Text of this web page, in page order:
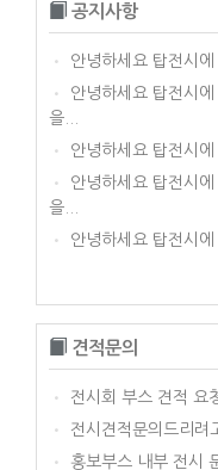
공지사항
•
안녕하세요 탑전시에
•
안녕하세요 탑전시에
을...
•
안녕하세요 탑전시에
•
안녕하세요 탑전시에
을...
•
안녕하세요 탑전시에
견적문의
• 전시회 부스 견적 요
• 전시견적문의드리려
• 홍보부스 내부 전시